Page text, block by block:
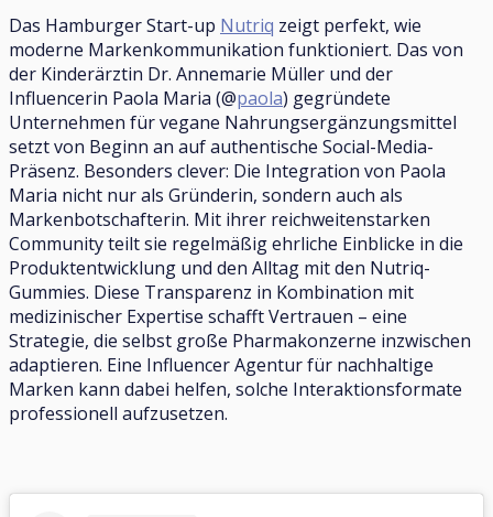
Das Hamburger Start-up Nutriq zeigt perfekt, wie
moderne Markenkommunikation funktioniert. Das von
der Kinderärztin Dr. Annemarie Müller und der
Influencerin Paola Maria (@paola) gegründete
Unternehmen für vegane Nahrungsergänzungsmittel
setzt von Beginn an auf authentische Social-Media-
Präsenz. Besonders clever: Die Integration von Paola
Maria nicht nur als Gründerin, sondern auch als
Markenbotschafterin. Mit ihrer reichweitenstarken
Community teilt sie regelmäßig ehrliche Einblicke in die
Produktentwicklung und den Alltag mit den Nutriq-
Gummies. Diese Transparenz in Kombination mit
medizinischer Expertise schafft Vertrauen – eine
Strategie, die selbst große Pharmakonzerne inzwischen
adaptieren. Eine Influencer Agentur für nachhaltige
Marken kann dabei helfen, solche Interaktionsformate
professionell aufzusetzen.